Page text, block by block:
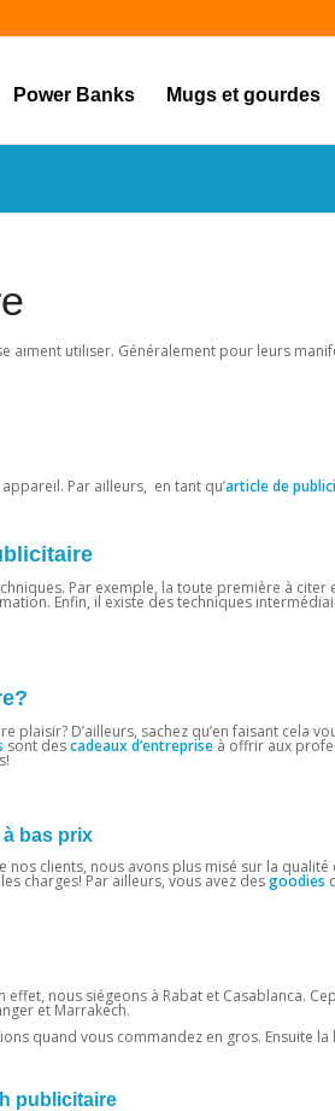
Power Banks Mugs et gourdes
aiment utiliser. Généralement pour leurs
Par ailleurs, en tant qu’article de
Par exemple, la toute première à
Enfin, il existe des techniques
D’ailleurs, sachez qu’en faisant cela
sont descadeauxd’entreprise à offrir aux
bas prix
nos clients, nous avons plus misé sur la qualité
charges! Par ailleurs, vous avez desgoodies
effet, nous siégeons à Rabat et Casablanca.
et Marrakech.
quand vous commandez en gros. Ensuite
publicitaire